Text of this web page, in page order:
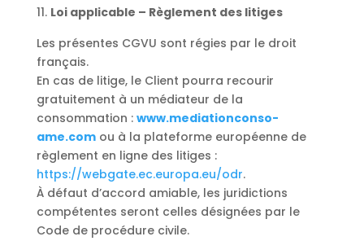
Loi applicable – Règlement des litiges
Les présentes CGVU sont régies par le droit
français.
En cas de litige, le Client pourra recourir
gratuitement à un médiateur de la
consommation : www.mediationconso-
ame.comou à la plateforme européenne de
règlement en ligne des litiges :
https://webgate.ec.europa.eu/odr.
À défaut d’accord amiable, les juridictions
compétentes seront celles désignées par le
Code de procédure civile.